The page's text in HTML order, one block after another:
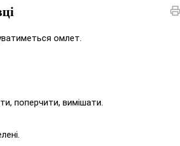
омлет.
поперчити, вимішати.